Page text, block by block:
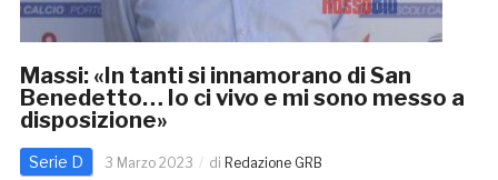
Massi: «In tanti si innamorano di San
Benedetto… Io ci vivo e mi sono messo a
disposizione»
Serie D 3 Marzo 2023 di Redazione GRB